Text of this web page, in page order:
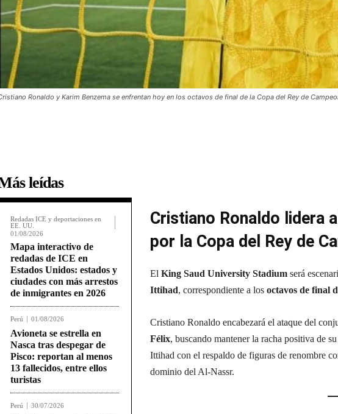
Ronaldo y Karim Benzema se enfrentan hoy en los octavos de final de la Copa del Rey de
leídas
Redadas ICE y deportaciones en
EE. UU.
01/08/2026
Mapa interactivo de
redadas de ICE en
Estados Unidos: estados y
ciudades con más arrestos
de inmigrantes en 2026
Perú 01/08/2026
Avioneta se estrella en
Nasca tras despegar de
Pisco: reportan al menos
13 fallecidos, entre ellos
turistas
Perú 30/07/2026
Cristiano Ronaldo lidera
por la Copa del Rey de
El King Saud University Stadium será
Ittihad, correspondiente a los octavos de final
Cristiano Ronaldo encabezará el ataque del
Félix, buscando mantener la racha positiva de
Ittihad con el respaldo de figuras de renombre
dominio del Al-Nassr.